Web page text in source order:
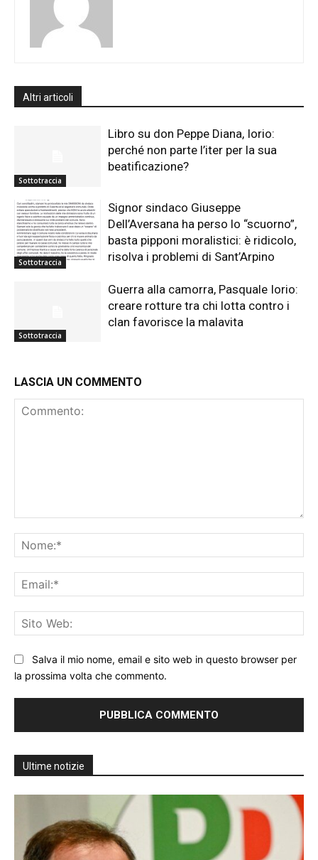
Altri articoli
Sottotraccia
Libro su don Peppe Diana, Iorio:
perché non parte l’iter per la sua
beatificazione?
Sottotraccia
Signor sindaco Giuseppe
Dell’Aversana ha perso lo “scuorno”,
basta pipponi moralistici: è ridicolo,
risolva i problemi di Sant’Arpino
Sottotraccia
Guerra alla camorra, Pasquale Iorio:
creare rotture tra chi lotta contro i
clan favorisce la malavita
LASCIA UN COMMENTO
Salva il mio nome, email e sito web in questo browser per
la prossima volta che commento.
Ultime notizie